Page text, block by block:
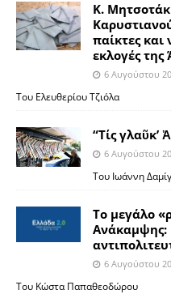
Κ.
παίκτες και
εκλογές της
6 Αυγούστου
Του Ελευθερίου Τζιόλα
“Τίς γλαῦκ’
6 Αυγούστου
Του Ιωάννη
Το μεγάλο
Ανάκαμψης:
6 Αυγούστου
Του Κώστα Παπαθεοδώρου